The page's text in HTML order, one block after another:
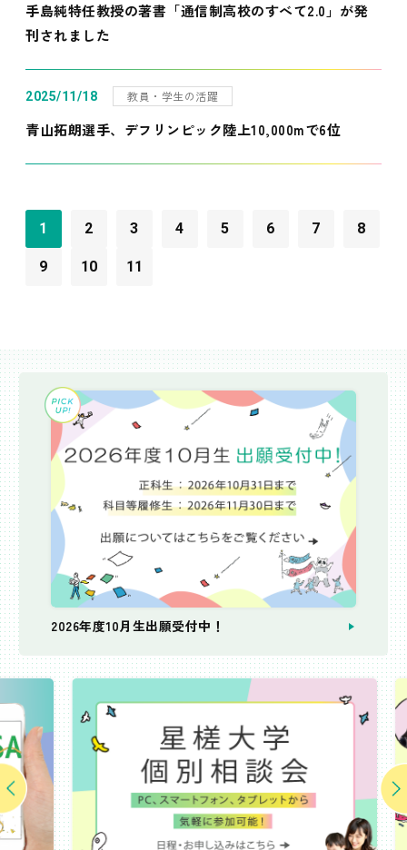
手島純特任教授の著書「通信制高校のすべて2.0」が発
刊されました
2025/11/18 教員・学生の活躍
青山拓朗選手、デフリンピック陸上10,000mで6位
1 2 3 4 5 6 7 8
9 10 11
2026年度10月生出願受付中！